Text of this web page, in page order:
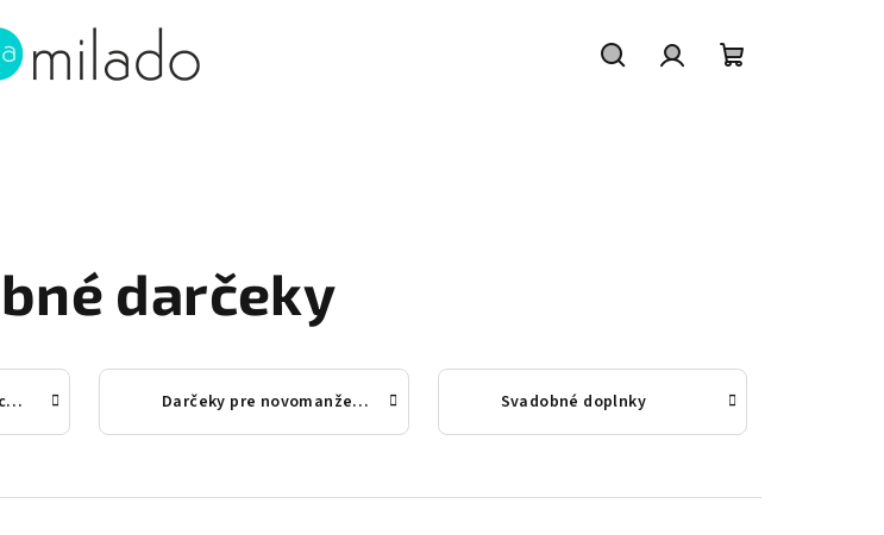
darčeky
Darčeky pre svadobných hostí Darčeky pre novomanželov Svadobné doplnky